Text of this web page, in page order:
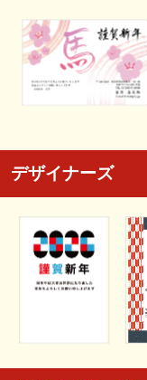
デザイナーズ